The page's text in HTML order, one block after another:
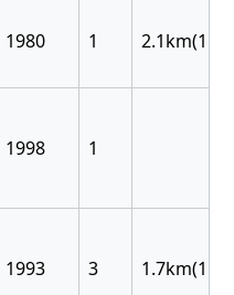
1980 1
1998 1
1993 3